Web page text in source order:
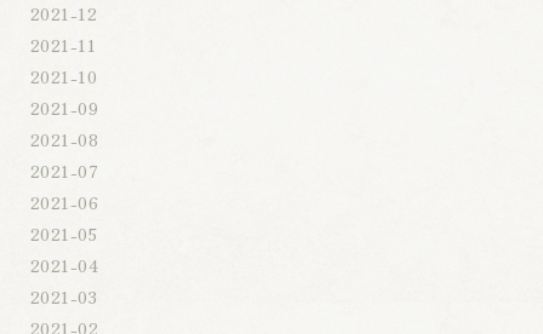
2021-12
2021-11
2021-10
2021-09
2021-08
2021-07
2021-06
2021-05
2021-04
2021-03
2021-02